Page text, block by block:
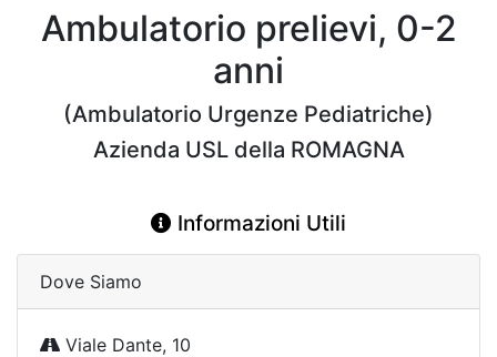
Ambulatorio prelievi, 0-2
anni
(Ambulatorio Urgenze Pediatriche)
Azienda USL della ROMAGNA
Informazioni Utili
Dove Siamo
Viale Dante, 10